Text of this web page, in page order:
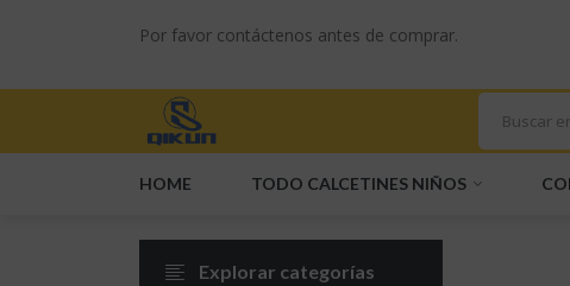
Por favor contáctenos antes de comprar.
HOME TODO CALCETINES NIÑOS
Explorar categorías